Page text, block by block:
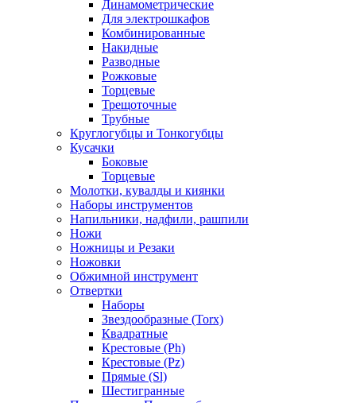
Динамометрические
Для электрошкафов
Комбинированные
Накидные
Разводные
Рожковые
Торцевые
Трещоточные
Трубные
Круглогубцы и Тонкогубцы
Кусачки
Боковые
Торцевые
Молотки, кувалды и киянки
Наборы инструментов
Напильники, надфили, рашпили
Ножи
Ножницы и Резаки
Ножовки
Обжимной инструмент
Отвертки
Наборы
Звездообразные (Torx)
Квадратные
Крестовые (Ph)
Крестовые (Pz)
Прямые (Sl)
Шестигранные